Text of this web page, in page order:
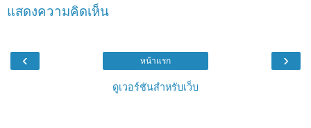
แสดงความคิดเห็น
‹ ›
หน้าแรก
ดูเวอร์ชันสำหรับเว็บ